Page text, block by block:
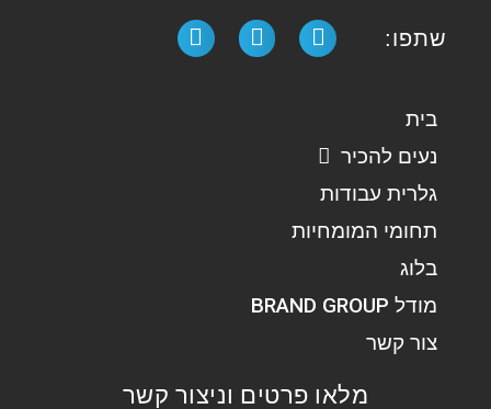
שתפו:
בית
נעים להכיר
גלרית עבודות
תחומי המומחיות
בלוג
מודל BRAND GROUP
צור קשר
מלאו פרטים וניצור קשר